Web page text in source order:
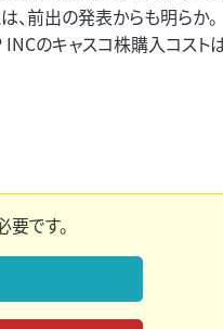
、前出の発表からも明らか。
INCのキャスコ株購入コス
です。